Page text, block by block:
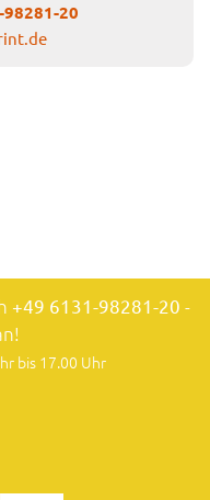
20
+49 6131-98281-20 -
bis 17.00 Uhr